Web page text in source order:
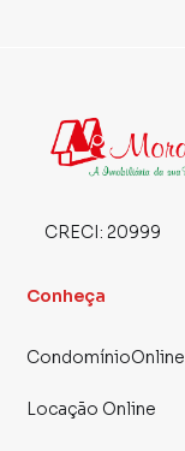
CRECI: 20999
Conheça
CondomínioOnline
Locação Online